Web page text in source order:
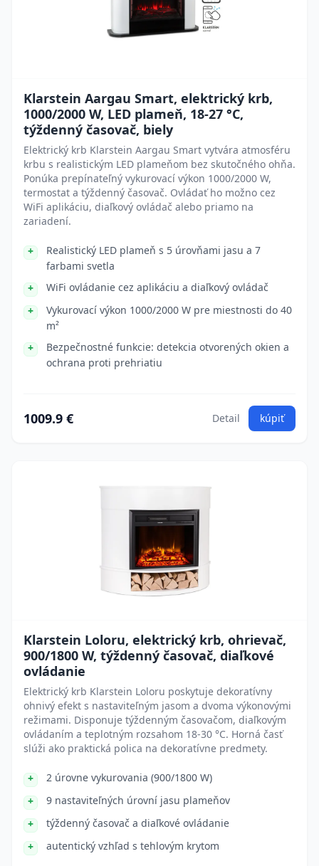
Klarstein Aargau Smart, elektrický krb,
1000/2000 W, LED plameň, 18-27 °C,
týždenný časovač, biely
Elektrický krb Klarstein Aargau Smart vytvára atmosféru
krbu s realistickým LED plameňom bez skutočného ohňa.
Ponúka prepínateľný vykurovací výkon 1000/2000 W,
termostat a týždenný časovač. Ovládať ho možno cez
WiFi aplikáciu, diaľkový ovládač alebo priamo na
zariadení.
Realistický LED plameň s 5 úrovňami jasu a 7
farbami svetla
WiFi ovládanie cez aplikáciu a diaľkový ovládač
Vykurovací výkon 1000/2000 W pre miestnosti do 40
m²
Bezpečnostné funkcie: detekcia otvorených okien a
ochrana proti prehriatiu
1009.9 € Detail kúpiť
Klarstein Loloru, elektrický krb, ohrievač,
900/1800 W, týždenný časovač, diaľkové
ovládanie
Elektrický krb Klarstein Loloru poskytuje dekoratívny
ohnivý efekt s nastaviteľným jasom a dvoma výkonovými
režimami. Disponuje týždenným časovačom, diaľkovým
ovládaním a teplotným rozsahom 18-30 °C. Horná časť
slúži ako praktická polica na dekoratívne predmety.
2 úrovne vykurovania (900/1800 W)
9 nastaviteľných úrovní jasu plameňov
týždenný časovač a diaľkové ovládanie
autentický vzhľad s tehlovým krytom